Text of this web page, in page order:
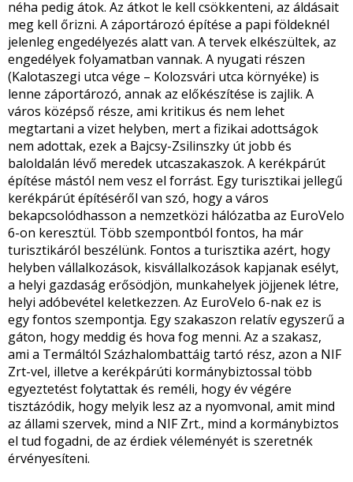
néha pedig átok. Az átkot le kell csökkenteni, az áldásait
meg kell őrizni. A záportározó építése a papi földeknél
jelenleg engedélyezés alatt van. A tervek elkészültek, az
engedélyek folyamatban vannak. A nyugati részen
(Kalotaszegi utca vége – Kolozsvári utca környéke) is
lenne záportározó, annak az előkészítése is zajlik. A
város középső része, ami kritikus és nem lehet
megtartani a vizet helyben, mert a fizikai adottságok
nem adottak, ezek a Bajcsy-Zsilinszky út jobb és
baloldalán lévő meredek utcaszakaszok. A kerékpárút
építése mástól nem vesz el forrást. Egy turisztikai jellegű
kerékpárút építéséről van szó, hogy a város
bekapcsolódhasson a nemzetközi hálózatba az EuroVelo
6-on keresztül. Több szempontból fontos, ha már
turisztikáról beszélünk. Fontos a turisztika azért, hogy
helyben vállalkozások, kisvállalkozások kapjanak esélyt,
a helyi gazdaság erősödjön, munkahelyek jöjjenek létre,
helyi adóbevétel keletkezzen. Az EuroVelo 6-nak ez is
egy fontos szempontja. Egy szakaszon relatív egyszerű a
gáton, hogy meddig és hova fog menni. Az a szakasz,
ami a Termáltól Százhalombattáig tartó rész, azon a NIF
Zrt-vel, illetve a kerékpárúti kormánybiztossal több
egyeztetést folytattak és reméli, hogy év végére
tisztázódik, hogy melyik lesz az a nyomvonal, amit mind
az állami szervek, mind a NIF Zrt., mind a kormánybiztos
el tud fogadni, de az érdiek véleményét is szeretnék
érvényesíteni.